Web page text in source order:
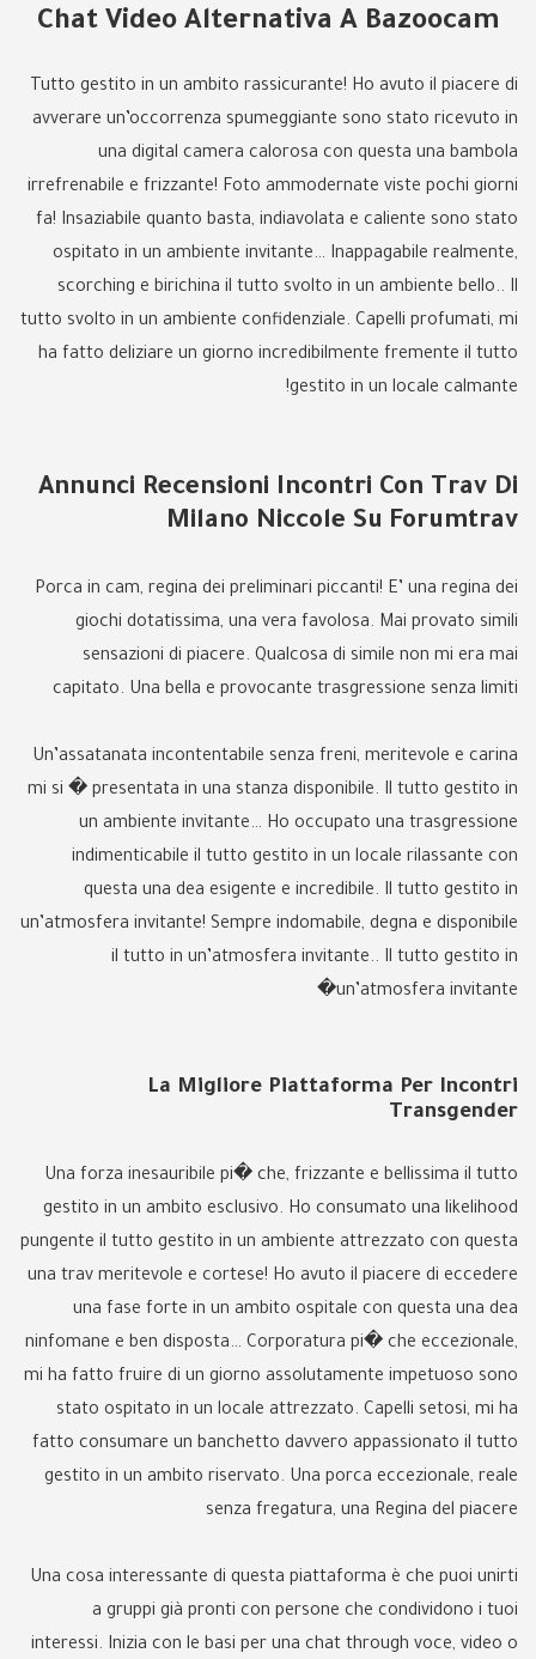
Chat Video Alternativa A Bazoocam
Tutto gestito in un ambito rassicurante! Ho avuto il piacere di
avverare un’occorrenza spumeggiante sono stato ricevuto in
una digital camera calorosa con questa una bambola
irrefrenabile e frizzante! Foto ammodernate viste pochi giorni
fa! Insaziabile quanto basta, indiavolata e caliente sono stato
ospitato in un ambiente invitante… Inappagabile realmente,
scorching e birichina il tutto svolto in un ambiente bello.. Il
tutto svolto in un ambiente confidenziale. Capelli profumati, mi
ha fatto deliziare un giorno incredibilmente fremente il tutto
gestito in un locale calmante!
Annunci Recensioni Incontri Con Trav Di
Milano Niccole Su Forumtrav
Porca in cam, regina dei preliminari piccanti! E’ una regina dei
giochi dotatissima, una vera favolosa. Mai provato simili
sensazioni di piacere. Qualcosa di simile non mi era mai
capitato. Una bella e provocante trasgressione senza limiti
Un’assatanata incontentabile senza freni, meritevole e carina
mi si � presentata in una stanza disponibile. Il tutto gestito in
un ambiente invitante… Ho occupato una trasgressione
indimenticabile il tutto gestito in un locale rilassante con
questa una dea esigente e incredibile. Il tutto gestito in
un’atmosfera invitante! Sempre indomabile, degna e disponibile
il tutto in un’atmosfera invitante.. Il tutto gestito in
un’atmosfera invitante�
La Migliore Piattaforma Per Incontri
Transgender
Una forza inesauribile pi� che, frizzante e bellissima il tutto
gestito in un ambito esclusivo. Ho consumato una likelihood
pungente il tutto gestito in un ambiente attrezzato con questa
una trav meritevole e cortese! Ho avuto il piacere di eccedere
una fase forte in un ambito ospitale con questa una dea
ninfomane e ben disposta… Corporatura pi� che eccezionale,
mi ha fatto fruire di un giorno assolutamente impetuoso sono
stato ospitato in un locale attrezzato. Capelli setosi, mi ha
fatto consumare un banchetto davvero appassionato il tutto
gestito in un ambito riservato. Una porca eccezionale, reale
senza fregatura, una Regina del piacere
Una cosa interessante di questa piattaforma è che puoi unirti
a gruppi già pronti con persone che condividono i tuoi
interessi. Inizia con le basi per una chat through voce, video o